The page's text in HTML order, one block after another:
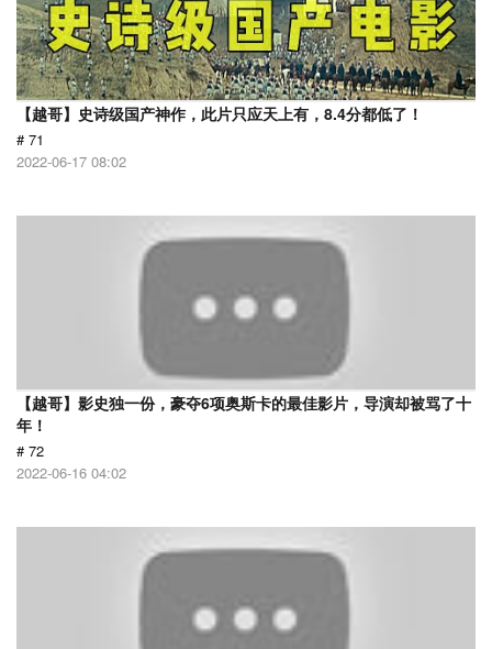
【越哥】史诗级国产神作，此片只应天上有，8.4分都低了！
# 71
2022-06-17 08:02
【越哥】影史独一份，豪夺6项奥斯卡的最佳影片，导演却被骂了十
年！
# 72
2022-06-16 04:02